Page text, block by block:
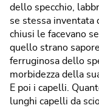
dello specchio,
se stessa inventata
chiusi le facevano
quello strano
ferruginosa dello
morbidezza della
E poi i capelli.
lunghi capelli da